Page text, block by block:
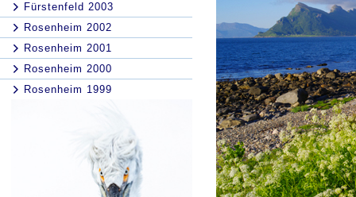
Fürstenfeld 2003
Rosenheim 2002
Rosenheim 2001
Rosenheim 2000
Rosenheim 1999